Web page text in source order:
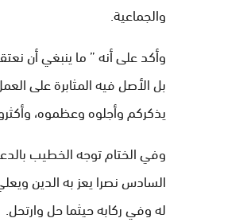
والجماعية.
وأكد على أنه ” ما ينبغي أن
بل الأصل فيه المثابرة على
يذكركم وأجلوه وعظموه،
وفي الختام توجه الخطيب
السادس نصرا يعز به الدين
له وفي ركابه حيثما حل وارتحل.